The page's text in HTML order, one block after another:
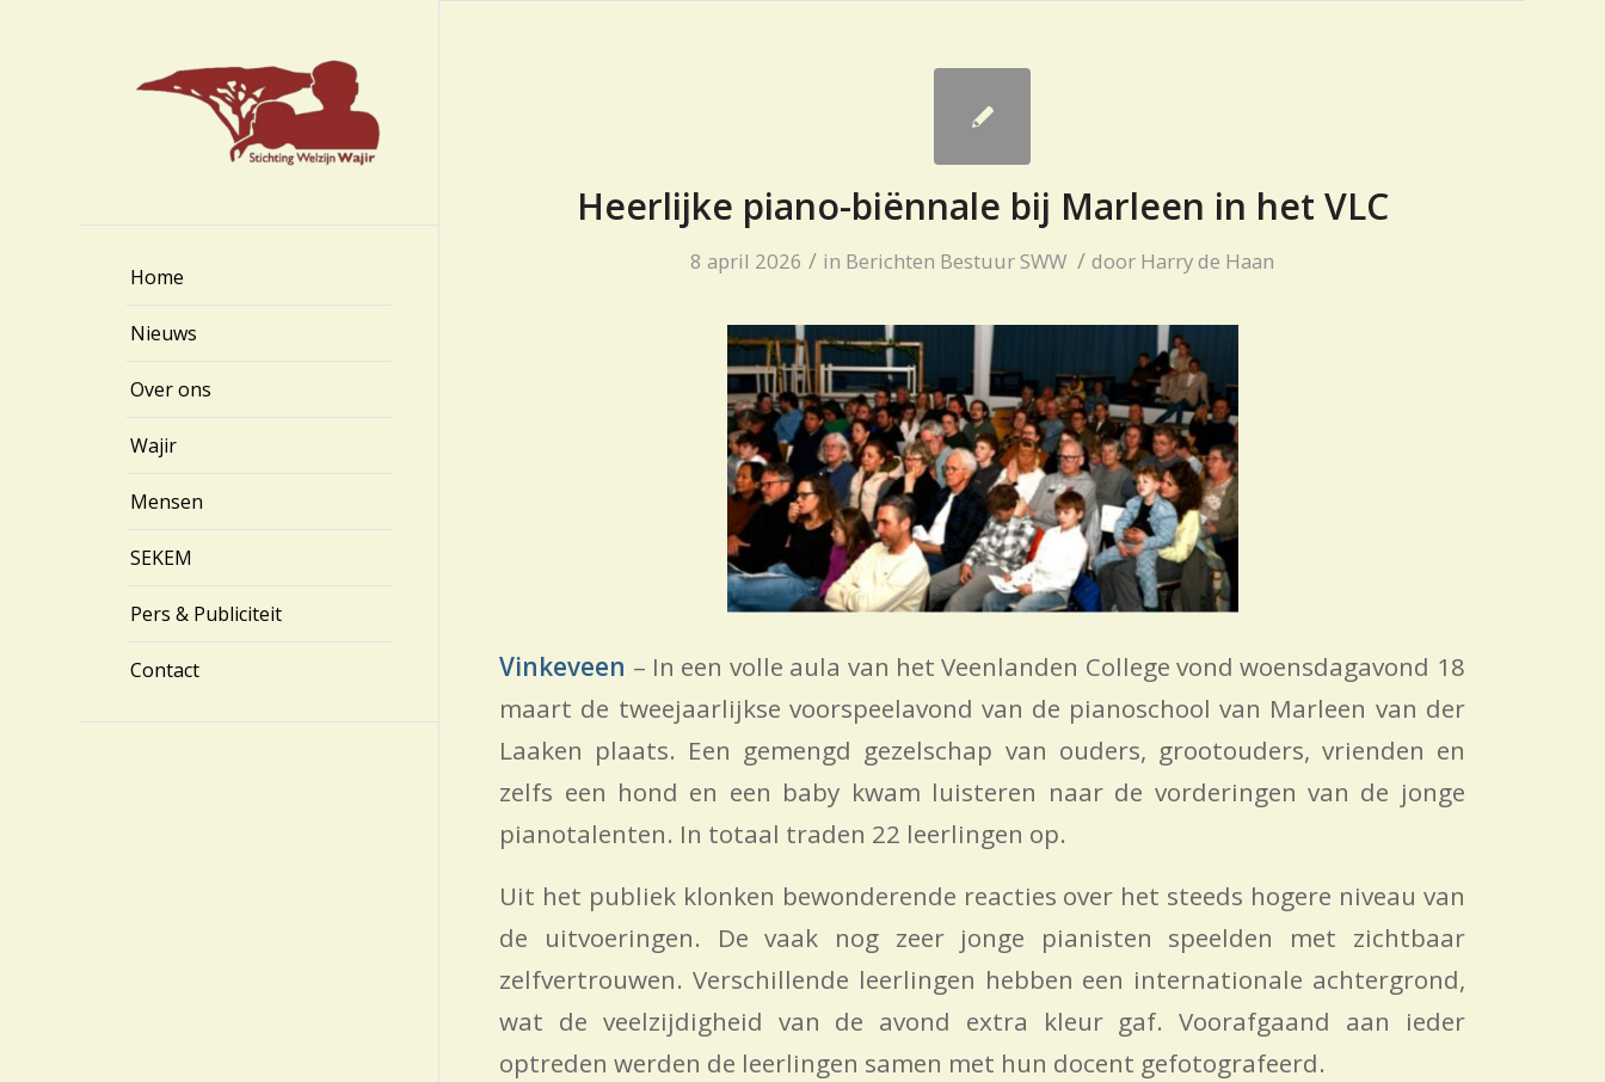
Home
Nieuws
Over ons
Wajir
Mensen
SEKEM
Pers & Publiciteit
Contact
Heerlijke piano-biënnale bij Marleen in het VLC
8 april 2026 / in Berichten Bestuur SWW / door Harry de Haan
Vinkeveen – In een volle aula van het Veenlanden College vond woensdagavond 18
maart de tweejaarlijkse voorspeelavond van de pianoschool van Marleen van der
Laaken plaats. Een gemengd gezelschap van ouders, grootouders, vrienden en
zelfs een hond en een baby kwam luisteren naar de vorderingen van de jonge
pianotalenten. In totaal traden 22 leerlingen op.
Uit het publiek klonken bewonderende reacties over het steeds hogere niveau van
de uitvoeringen. De vaak nog zeer jonge pianisten speelden met zichtbaar
zelfvertrouwen. Verschillende leerlingen hebben een internationale achtergrond,
wat de veelzijdigheid van de avond extra kleur gaf. Voorafgaand aan ieder
optreden werden de leerlingen samen met hun docent gefotografeerd.